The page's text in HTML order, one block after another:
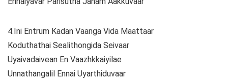
4.Ini Entrum Kadan Vaanga Vida Maattaar
Koduthathai Sealithongida Seivaar
Uyaivadaivean En Vaazhkkaiyilae
Unnathangalil Ennai Uyarthiduvaar